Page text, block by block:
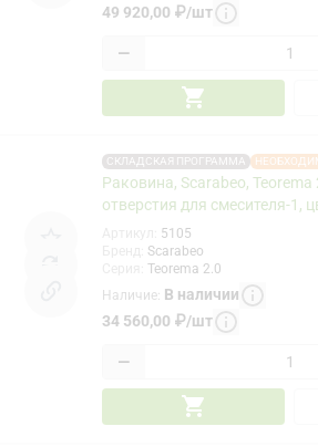
49 920,00 ₽/шт
−
СКЛАДСКАЯ ПРОГРАММА
Раковина, Scarabeo,
отверстия для смесителя-1,
5105
Scarabeo
Teorema 2.0
Наличие: В наличии
34 560,00 ₽/шт
−